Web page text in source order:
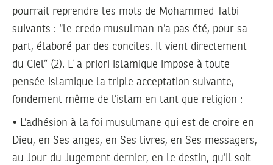
pourrait reprendre les mots de Mohammed Talbi
suivants : “le credo musulman n’a pas été, pour sa
part, élaboré par des conciles. Il vient directement
du Ciel” (2). L’ a priori islamique impose à toute
pensée islamique la triple acceptation suivante,
fondement même de l’islam en tant que religion :
• L’adhésion à la foi musulmane qui est de croire en
Dieu, en Ses anges, en Ses livres, en Ses messagers,
au Jour du Jugement dernier, en le destin, qu’il soit